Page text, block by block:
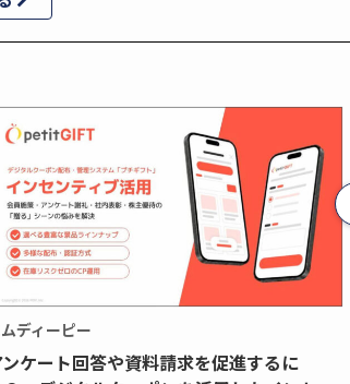
ディーピー
ンケート回答や資料請求を促進するに